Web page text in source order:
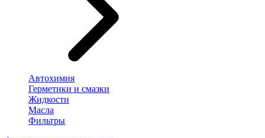
Автохимия
Герметики и смазки
Жидкости
Масла
Фильтры